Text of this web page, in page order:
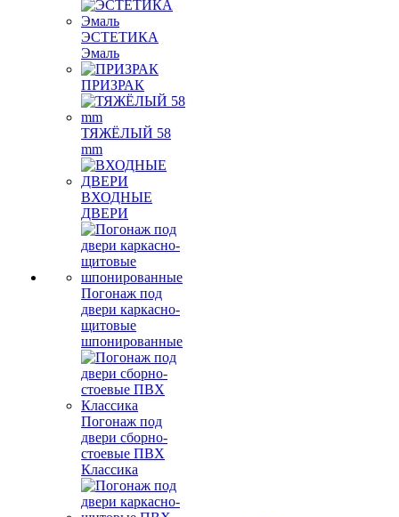
ЭСТЕТИКА
Эмаль
ПРИЗРАК
ТЯЖЁЛЫЙ 58
mm
ВХОДНЫЕ
ДВЕРИ
Погонаж под
двери каркасно-
щитовые
шпонированные
Погонаж под
двери сборно-
стоевые ПВХ
Классика